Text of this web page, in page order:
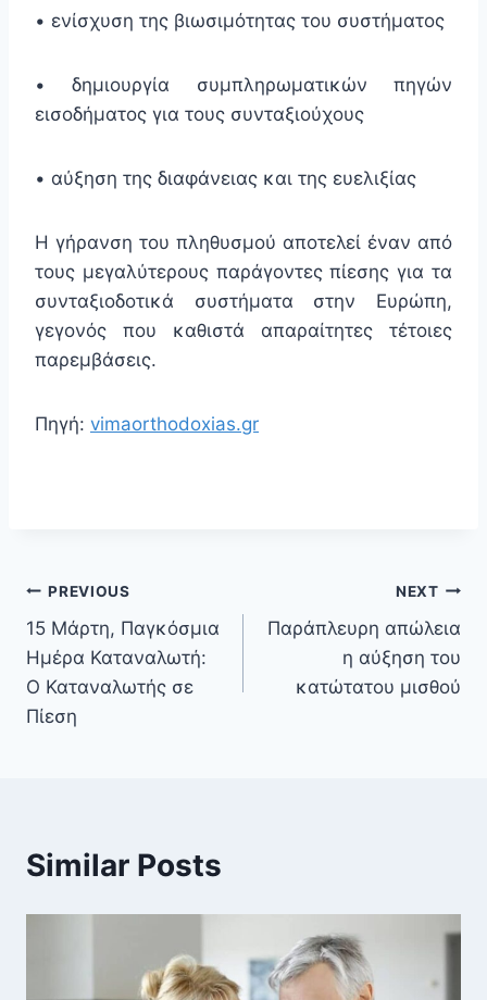
• ενίσχυση της βιωσιμότητας του συστήματος
• δημιουργία συμπληρωματικών πηγών
εισοδήματος για τους συνταξιούχους
• αύξηση της διαφάνειας και της ευελιξίας
Η γήρανση του πληθυσμού αποτελεί έναν από
τους μεγαλύτερους παράγοντες πίεσης για τα
συνταξιοδοτικά συστήματα στην Ευρώπη,
γεγονός που καθιστά απαραίτητες τέτοιες
παρεμβάσεις.
Πηγή: vimaorthodoxias.gr
PREVIOUS
15 Μάρτη, Παγκόσμια
Ημέρα Καταναλωτή:
Ο Καταναλωτής σε
Πίεση
NEXT
Παράπλευρη απώλεια
η αύξηση του
κατώτατου μισθού
Similar Posts